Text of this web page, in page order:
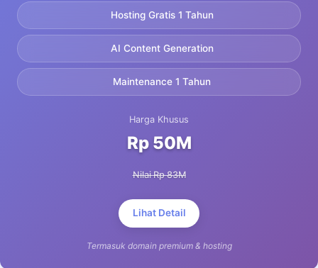
Hosting Gratis 1 Tahun
AI Content Generation
Maintenance 1 Tahun
Harga Khusus
Rp 50M
Nilai Rp 83M
Lihat Detail
Termasuk domain premium & hosting